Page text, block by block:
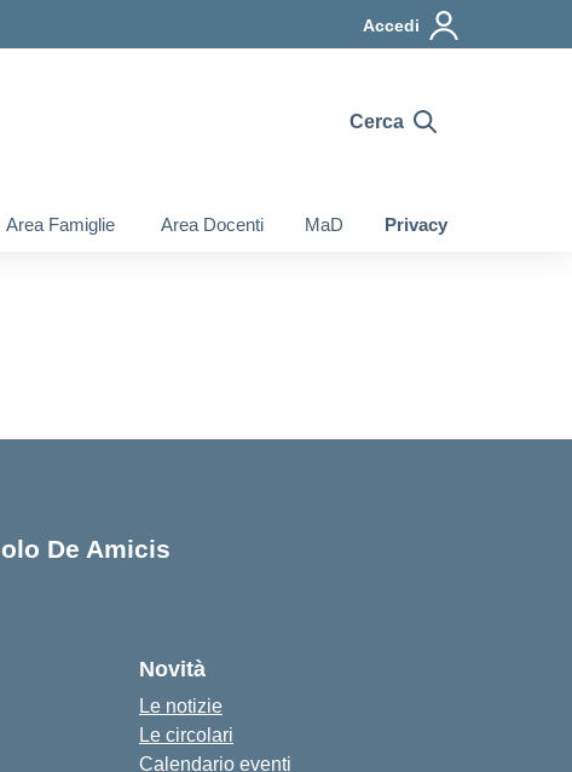
Accedi
Cerca
Area Famiglie Area Docenti MaD Privacy
De Amicis
Novità
Le notizie
Le circolari
Calendario eventi